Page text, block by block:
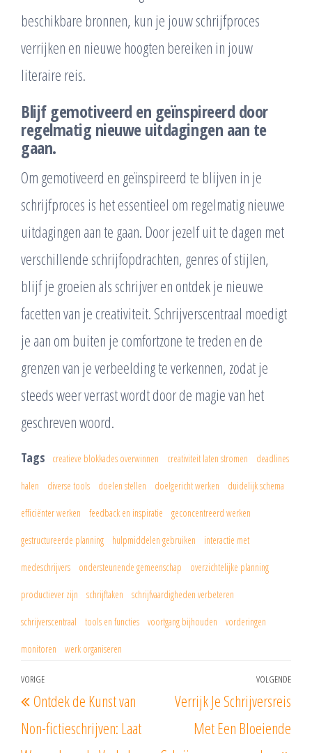
beschikbare bronnen, kun je jouw schrijfproces
verrijken en nieuwe hoogten bereiken in jouw
literaire reis.
Blijf gemotiveerd en geïnspireerd door
regelmatig nieuwe uitdagingen aan te
gaan.
Om gemotiveerd en geïnspireerd te blijven in je
schrijfproces is het essentieel om regelmatig nieuwe
uitdagingen aan te gaan. Door jezelf uit te dagen met
verschillende schrijfopdrachten, genres of stijlen,
blijf je groeien als schrijver en ontdek je nieuwe
facetten van je creativiteit. Schrijverscentraal moedigt
je aan om buiten je comfortzone te treden en de
grenzen van je verbeelding te verkennen, zodat je
steeds weer verrast wordt door de magie van het
geschreven woord.
Tags creatieve blokkades overwinnen creativiteit laten stromen deadlines
halen diverse tools doelen stellen doelgericht werken duidelijk schema
efficiënter werken feedback en inspiratie geconcentreerd werken
gestructureerde planning hulpmiddelen gebruiken interactie met
medeschrijvers ondersteunende gemeenschap overzichtelijke planning
productiever zijn schrijftaken schrijfvaardigheden verbeteren
schrijverscentraal tools en functies voortgang bijhouden vorderingen
monitoren werk organiseren
Berichtnavigatie
Vorig
bericht
VORIGE
Ontdek de Kunst van
Non-fictieschrijven: Laat
VOLGENDE
Verrijk Je Schrijversreis
Met Een Bloeiende